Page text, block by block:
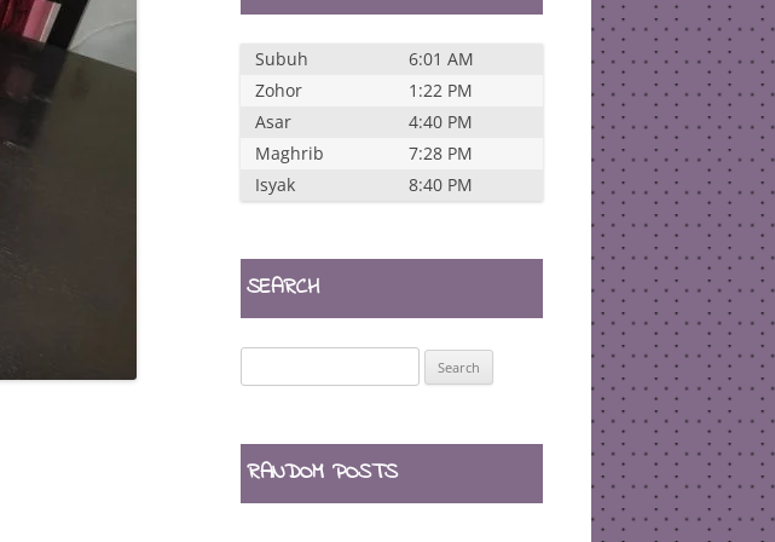
Subuh
6:01 AM
Zohor
1:22 PM
Asar
4:40 PM
Maghrib
7:28 PM
Isyak
8:40 PM
SEARCH
for:
RANDOM POSTS